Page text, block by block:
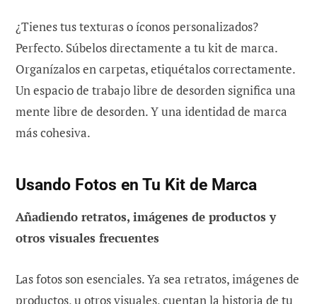
¿Tienes tus texturas o íconos personalizados?
Perfecto. Súbelos directamente a tu kit de marca.
Organízalos en carpetas, etiquétalos correctamente.
Un espacio de trabajo libre de desorden significa una
mente libre de desorden. Y una identidad de marca
más cohesiva.
Usando Fotos en Tu Kit de Marca
Añadiendo retratos, imágenes de productos y
otros visuales frecuentes
Las fotos son esenciales. Ya sea retratos, imágenes de
productos, u otros visuales, cuentan la historia de tu